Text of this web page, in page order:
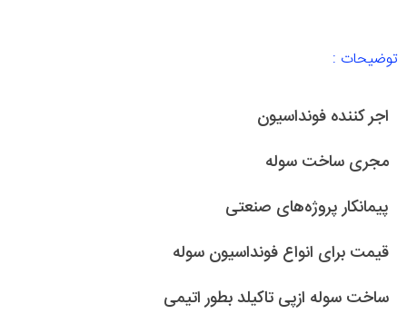
توضیحات :
اجر کننده فونداسیون
مجری ساخت سوله
پیمانکار پروژه‌های صنعتی
قیمت برای انواع فونداسیون سوله
ساخت سوله ازپی تاکیلد بطور اتیمی